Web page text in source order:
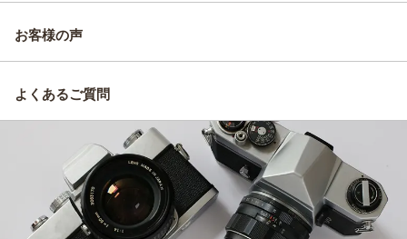
お客様の声
よくあるご質問